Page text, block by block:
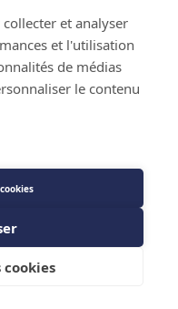
et analyser
et l'utilisation
de médias
le contenu
cookies